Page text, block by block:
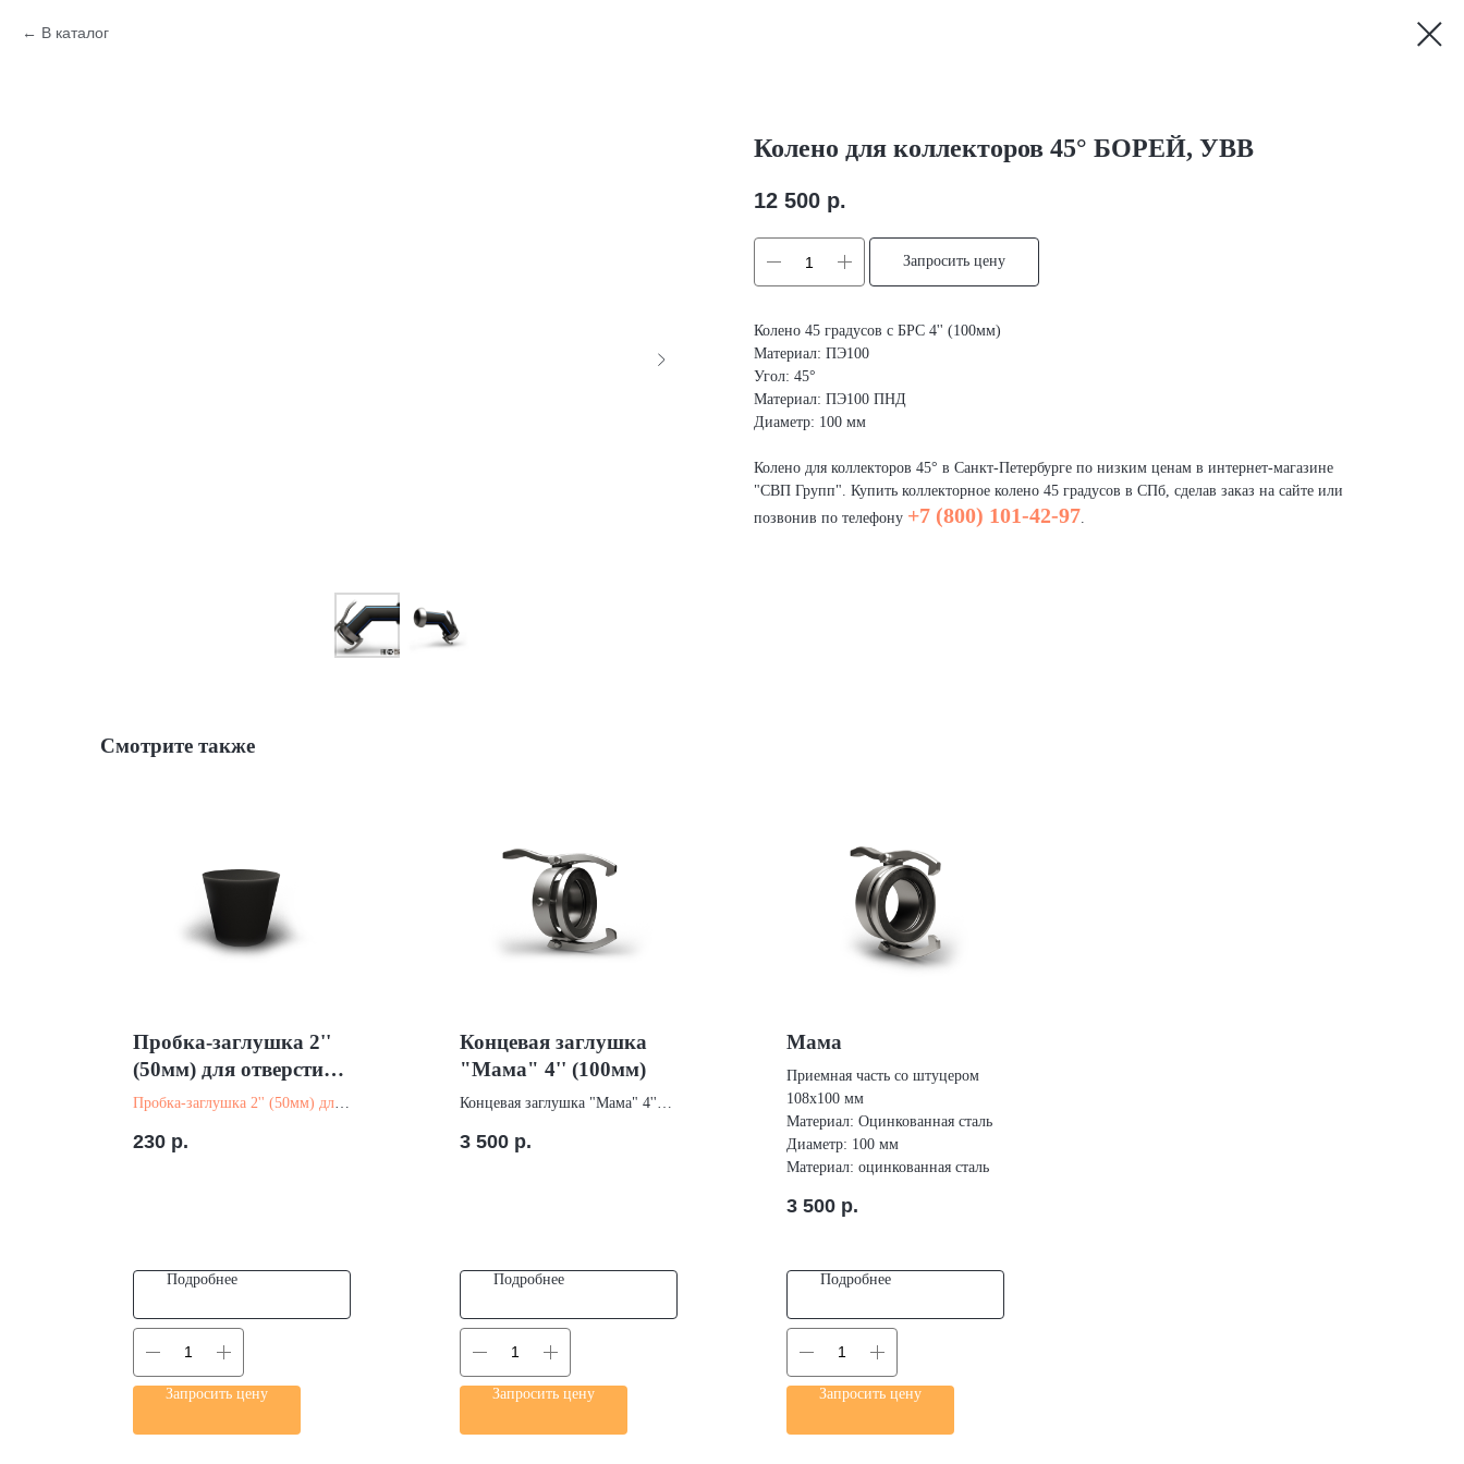
В каталог
Колено для коллекторов 45° БОРЕЙ, УВВ
12 500 р.
Запросить цену
Колено 45 градусов с БРС 4'' (100мм)
Материал: ПЭ100
Угол: 45°
Материал: ПЭ100 ПНД
Диаметр: 100 мм
Колено для коллекторов 45° в Санкт-Петербурге по низким ценам в интернет-магазине
"СВП Групп". Купить коллекторное колено 45 градусов в СПб, сделав заказ на сайте или
позвонив по телефону +7 (800) 101-42-97.
Смотрите также
Пробка-заглушка 2''
(50мм) для отверстий
коллектора
Пробка-заглушка 2'' (50мм) для
на сайте компании "СВП Групп"
230 р.
Подробнее
Запросить цену
Концевая заглушка
"Мама" 4'' (100мм)
Концевая заглушка "Мама" 4''
компании "СВП Групп" в Санкт
3 500 р.
Подробнее
Запросить цену
Мама
Приемная часть со штуцером
108х100 мм
Материал: Оцинкованная сталь
Диаметр: 100 мм
Материал: оцинкованная сталь
3 500 р.
Подробнее
Запросить цену